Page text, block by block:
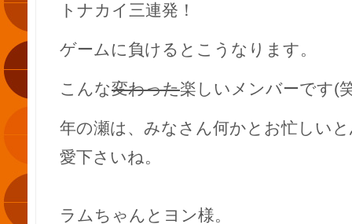
トナカイ三連発！
ゲームに負けるとこうなります。
こんな変わった楽しいメンバーです(
年の瀬は、みなさん何かとお忙しい
愛下さいね。
ラムちゃんとヨン様。